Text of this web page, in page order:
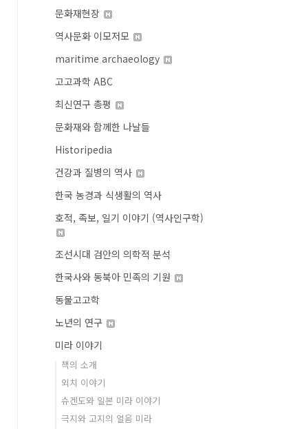
문화재현장
역사문화 이모저모
maritime archaeology
고고과학 ABC
최신연구 총평
문화재와 함께한 나날들
Historipedia
건강과 질병의 역사
한국 농경과 식생활의 역사
호적, 족보, 일기 이야기 (역사인구학)
조선시대 검안의 의학적 분석
한국사와 동북아 민족의 기원
동물고고학
노년의 연구
미라 이야기
책의 소개
외치 이야기
슈겐도와 일본 미라 이야기
극지와 고지의 얼음 미라